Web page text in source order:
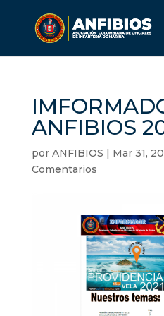
ANFIBIOS
por ANFIBIOS | Mar 31,
Comentarios